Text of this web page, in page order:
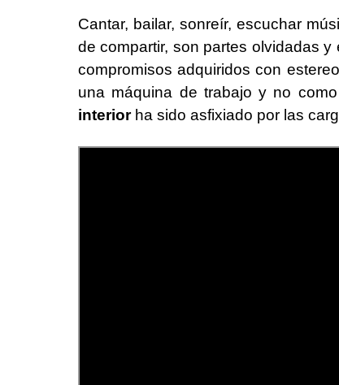
Cantar, bailar, sonreír, escuchar
de compartir, son partes olvidadas
compromisos adquiridos con
una máquina de trabajo y no
interiorha sido asfixiado por las